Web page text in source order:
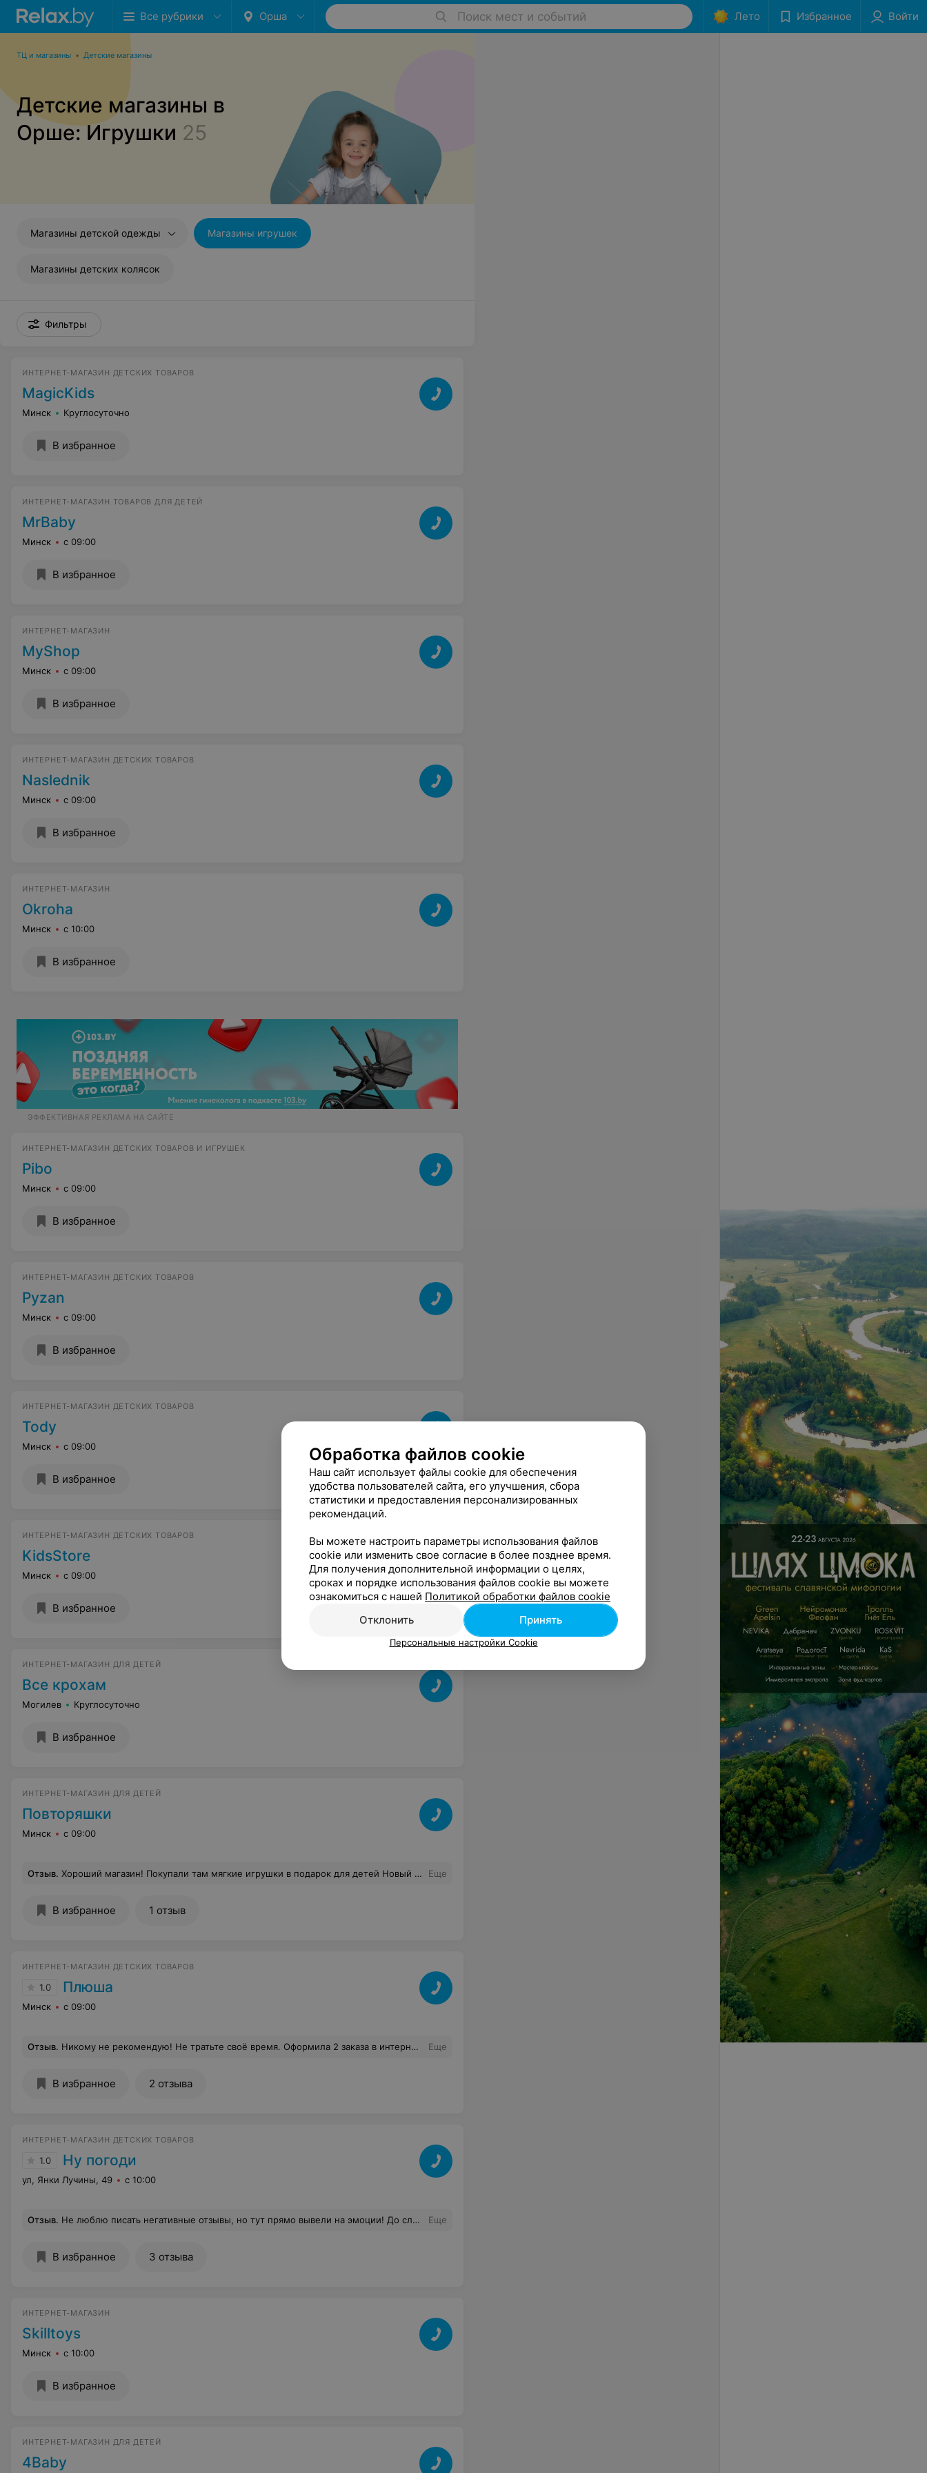
Все рубрики Орша Поиск мест и событий Лето Избранное Войти
ТЦ и магазины • Детские магазины
Детские магазины в
Орше: Игрушки 25
Магазины детской одежды Магазины игрушек
Магазины детских колясок
Фильтры
ИНТЕРНЕТ-МАГАЗИН ДЕТСКИХ ТОВАРОВ
MagicKids
Минск Круглосуточно
В избранное
ИНТЕРНЕТ-МАГАЗИН ТОВАРОВ ДЛЯ ДЕТЕЙ
MrBaby
Минск с 09:00
В избранное
ИНТЕРНЕТ-МАГАЗИН
MyShop
Минск с 09:00
В избранное
ИНТЕРНЕТ-МАГАЗИН ДЕТСКИХ ТОВАРОВ
Naslednik
Минск с 09:00
В избранное
ИНТЕРНЕТ-МАГАЗИН
Okroha
Минск с 10:00
В избранное
ЭФФЕКТИВНАЯ РЕКЛАМА НА САЙТЕ
ИНТЕРНЕТ-МАГАЗИН ДЕТСКИХ ТОВАРОВ И ИГРУШЕК
Pibo
Минск с 09:00
В избранное
ИНТЕРНЕТ-МАГАЗИН ДЕТСКИХ ТОВАРОВ
Pyzan
Минск с 09:00
В избранное
ИНТЕРНЕТ-МАГАЗИН ДЕТСКИХ ТОВАРОВ
Tody
Минск с 09:00
В избранное
ИНТЕРНЕТ-МАГАЗИН ДЕТСКИХ ТОВАРОВ
KidsStore
Минск с 09:00
В избранное
ИНТЕРНЕТ-МАГАЗИН ДЛЯ ДЕТЕЙ
Все крохам
Могилев Круглосуточно
В избранное
ИНТЕРНЕТ-МАГАЗИН ДЛЯ ДЕТЕЙ
Повторяшки
Минск с 09:00
Отзыв. Хороший магазин! Покупали там мягкие игрушки в подарок для детей Новый год. Приятный оператор грамотно проконсультировал по интересующим вопросам. Быстро доставили. Игрушки белорусские, хорошее качество. Еще
В избранное 1 отзыв
ИНТЕРНЕТ-МАГАЗИН ДЕТСКИХ ТОВАРОВ
1.0 Плюша
Минск с 09:00
Отзыв. Никому не рекомендую! Не тратьте своё время. Оформила 2 заказа в интернет магазине 20.03.2021, сегодня уже 22.03 никто так и не перезвонил. Оба телефона, указанных на сайте, не отвечают. Еще
В избранное 2 отзыва
ИНТЕРНЕТ-МАГАЗИН ДЕТСКИХ ТОВАРОВ
1.0 Ну погоди
ул, Янки Лучины, 49 с 10:00
Отзыв. Не люблю писать негативные отзывы, но тут прямо вывели на эмоции! До слез довели в канун нового года! Так получилось, что сын (8 лет) не смог встречать с нами этот новый год. Поехал к бабушке и завис на карантине изза контакта с короной... За 3 дня до НГ он написал писал-таки письмо Деду Морозу с вполне конкретным желанаем)) мы быстренько нашли нужный автомат в магазине ny-pogodi и сами позвонили для согласования времени самовывоза. Продавец нас предупредил, что товар остался в единственном экземпляре и попросил еще оформить заказ через корзину его интернет магазина. Сделали. Заказ #4231959 на сумму 165 руб. Приезжать сказал с 5ти до 7ми вечера на ул. Янки Лучины 46. Приехали. Продавца на месте не оказалось! Созвонились - договорились на завтра (30.12) в такое же время. Назавтра звоним в обед напомнить о себе и что мы приедем за заказом. А нам заявляют, что автомат ПРОДАН!!! Кто-приехал и купил его!!! Как так??? Т.е. наш ребенок остается без подарка от Деда Мороза?!?! До слез... Еще
В избранное 3 отзыва
ИНТЕРНЕТ-МАГАЗИН
Skilltoys
Минск с 10:00
В избранное
ИНТЕРНЕТ-МАГАЗИН ДЛЯ ДЕТЕЙ
4Baby
Обработка файлов cookie
Наш сайт использует файлы cookie для обеспечения
удобства пользователей сайта, его улучшения, сбора
статистики и предоставления персонализированных
рекомендаций.
Вы можете настроить параметры использования файлов
cookie или изменить свое согласие в более позднее время.
Для получения дополнительной информации о целях,
сроках и порядке использования файлов cookie вы можете
ознакомиться с нашей Политикой обработки файлов cookie
Отклонить
Принять
Персональные настройки Cookie